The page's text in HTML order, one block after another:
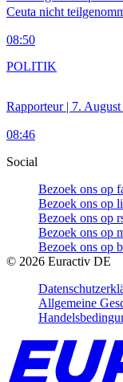
Ceuta nicht
08:50
Rapporteur | 7.
08:46
POLITIK
Social
Bezoek ons op
Bezoek ons op
Bezoek ons op
Bezoek ons op
Bezoek ons op
© 2026 Euractiv DE
Allgemeine